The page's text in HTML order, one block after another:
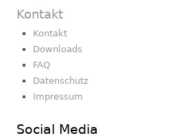
Kontakt
Kontakt
Downloads
FAQ
Datenschutz
Impressum
Social Media